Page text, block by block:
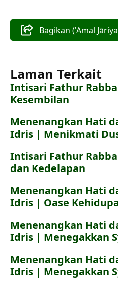
Bagikan ('Amal
Laman Terkait
Intisari Fathur
Kesembilan
Menenangkan Hati
Idris | Menikmati
Intisari Fathur
dan Kedelapan
Menenangkan Hati
Idris | Oase
Menenangkan Hati
Idris | Menegakkan
Menenangkan Hati
Idris | Menegakkan